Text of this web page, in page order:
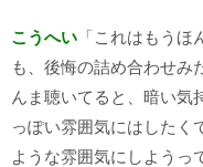
こうへい 「これはもう
も、後悔の詰め合わせみ
んま聴いてると、暗い気
っぽい雰囲気にはしたく
ような雰囲気にしようっ